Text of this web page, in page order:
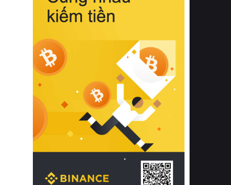
Bên cạnh đó, việc lựa chọn các dòng
sản phẩm đạt chuẩn chất lượng quốc
tế còn giúp ngăn ngừa tình trạng kích
khuẩn và nấm mốc trong điều kiện
thời tiết nóng ẩm. Bạn có thể tìm hiểu
thêm các nghiên cứu khoa học về tác
động của giấc ngủ và môi trường
phòng ngủ đối với sức khỏe con
người tại Sleep Foundation (External
Link) để có cái nhìn toàn diện hơn.
2. Các tiêu chí vàng khi lựa chọn
chăn ga gối đệm cao cấp cho phòng
ngủ
Để sở hữu một bộ chăn ga gối đệm
cao cấp hoàn hảo cả về thẩm mỹ lẫn
công năng, người tiêu dùng cần cân
nhắc kỹ lưỡng các tiêu chí quan trọng